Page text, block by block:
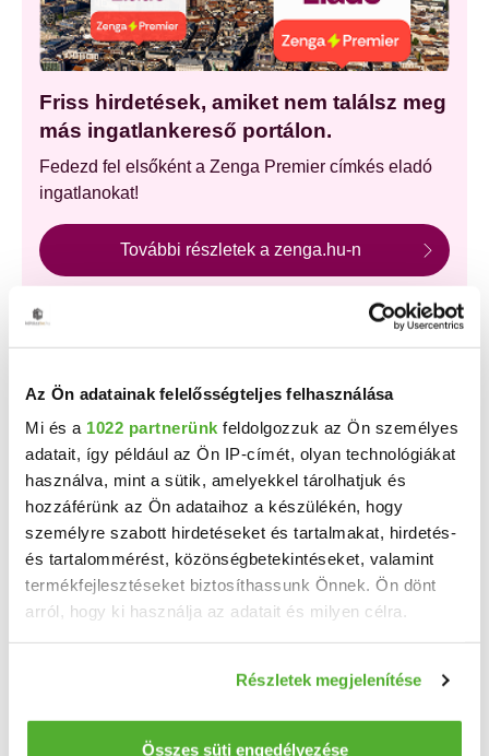
Az Ön adatainak felelősségteljes felhasználása
Mi és a 1022 partnerünk feldolgozzuk az Ön személyes
adatait, így például az Ön IP-címét, olyan technológiákat
használva, mint a sütik, amelyekkel tárolhatjuk és
hozzáférünk az Ön adataihoz a készülékén, hogy
személyre szabott hirdetéseket és tartalmakat, hirdetés-
és tartalommérést, közönségbetekintéseket, valamint
termékfejlesztéseket biztosíthassunk Önnek. Ön dönt
arról, hogy ki használja az adatait és milyen célra.
Információgyűjtés az Ön földrajzi elhelyezkedéséről
pár méteres pontossággal
Az Ön készülékén beazonosítása annak konkrét
Részletek megjelenítése
Összes süti engedélyezése
Friss hirdetések, amiket nem találsz meg
más ingatlankereső portálon.
Fedezd fel elsőként a Zenga Premier címkés eladó
ingatlanokat!
További részletek a zenga.hu-n
A Duna House, az OTP Ingatlanpont és az Otthon
Centrum új, kizárólagos hirdetéseinek nagy részét a
Találj gyorsan vevőt vagy bérlőt
ingatlanodra!
Több százezer érdeklődőmár havi 7 800 Ft-tól!
Bankkártyás fizetés,korlátlan képfeltöltés,
HIRDETÉS FELADÁSA
HIRDETÉSFIGYELŐ